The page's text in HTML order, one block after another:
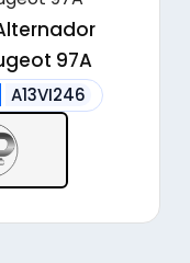
97A
A13VI246